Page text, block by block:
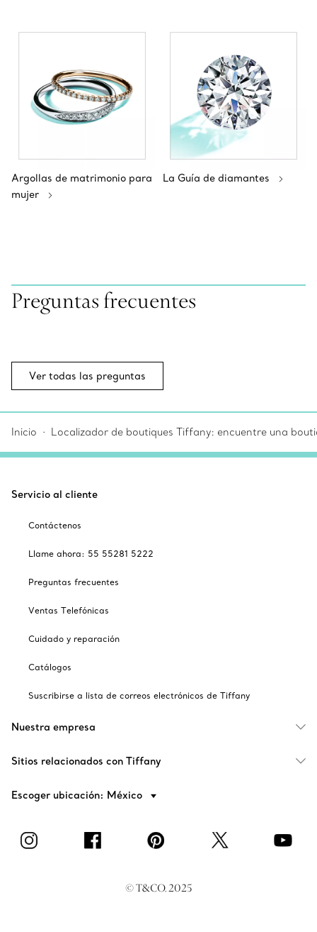
Argollas de matrimonio para
mujer
La Guía de diamantes
Preguntas frecuentes
Ver todas las preguntas
Inicio Localizador de boutiques Tiffany: encuentre una
Servicio al cliente
Contáctenos
Llame ahora: 55 55281 5222
Preguntas frecuentes
Ventas Telefónicas
Cuidado y reparación
Catálogos
Suscribirse a lista de correos electrónicos de Tiffany
Nuestra empresa
Sitios relacionados con Tiffany
Escoger ubicación: México
© T&CO. 2025